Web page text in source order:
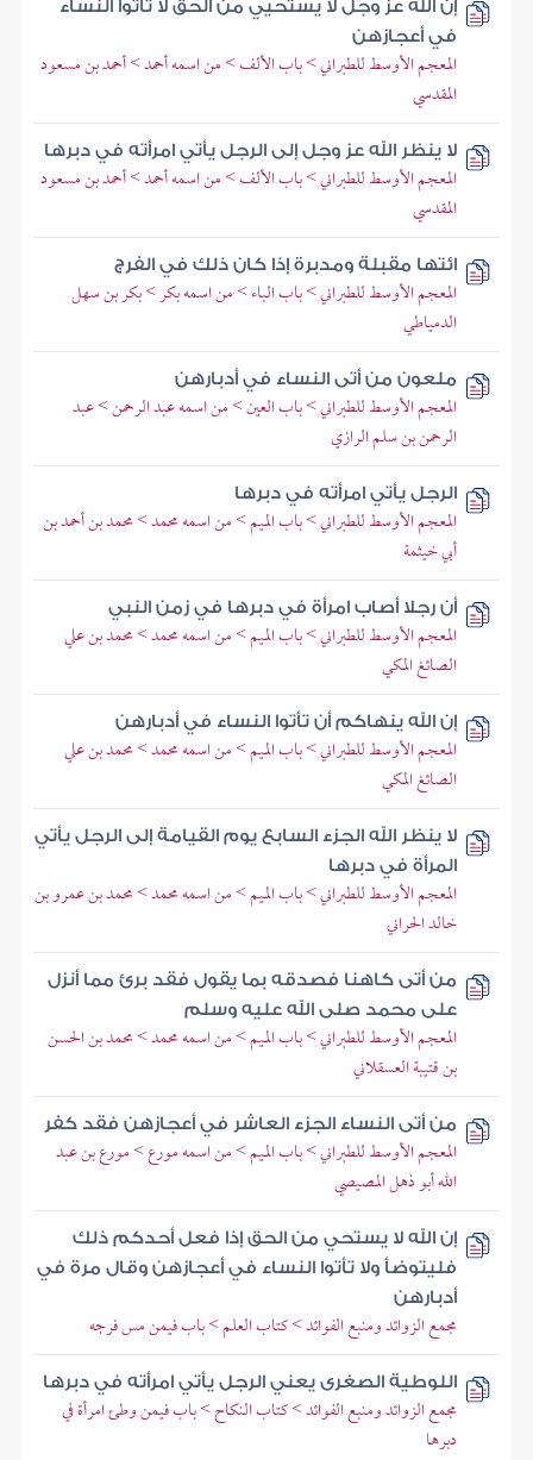
إن الله عز وجل لا يستحيي من الحق لا تأتوا النساء
في أعجازهن
المعجم الأوسط للطبراني > باب الألف > من اسمه أحمد > أحمد بن مسعود
المقدسي
لا ينظر الله عز وجل إلى الرجل يأتي امرأته في دبرها
المعجم الأوسط للطبراني > باب الألف > من اسمه أحمد > أحمد بن مسعود
المقدسي
ائتها مقبلة ومدبرة إذا كان ذلك في الفرج
المعجم الأوسط للطبراني > باب الباء > من اسمه بكر > بكر بن سهل
الدمياطي
ملعون من أتى النساء في أدبارهن
المعجم الأوسط للطبراني > باب العين > من اسمه عبد الرحمن > عبد
الرحمن بن سلم الرازي
الرجل يأتي امرأته في دبرها
المعجم الأوسط للطبراني > باب الميم > من اسمه محمد > محمد بن أحمد بن
أبي خيثمة
أن رجلا أصاب امرأة في دبرها في زمن النبي
المعجم الأوسط للطبراني > باب الميم > من اسمه محمد > محمد بن علي
الصائغ المكي
إن الله ينهاكم أن تأتوا النساء في أدبارهن
المعجم الأوسط للطبراني > باب الميم > من اسمه محمد > محمد بن علي
الصائغ المكي
لا ينظر الله الجزء السابع يوم القيامة إلى الرجل يأتي
المرأة في دبرها
المعجم الأوسط للطبراني > باب الميم > من اسمه محمد > محمد بن عمرو بن
خالد الحراني
من أتى كاهنا فصدقه بما يقول فقد برئ مما أنزل
على محمد صلى الله عليه وسلم
المعجم الأوسط للطبراني > باب الميم > من اسمه محمد > محمد بن الحسن
بن قتيبة العسقلاني
من أتى النساء الجزء العاشر في أعجازهن فقد كفر
المعجم الأوسط للطبراني > باب الميم > من اسمه مورع > مورع بن عبد
الله أبو ذهل المصيصي
إن الله لا يستحي من الحق إذا فعل أحدكم ذلك
فليتوضأ ولا تأتوا النساء في أعجازهن وقال مرة في
أدبارهن
مجمع الزوائد ومنبع الفوائد > كتاب العلم > باب فيمن مس فرجه
اللوطية الصغرى يعني الرجل يأتي امرأته في دبرها
مجمع الزوائد ومنبع الفوائد > كتاب النكاح > باب فيمن وطئ امرأة في
دبرها